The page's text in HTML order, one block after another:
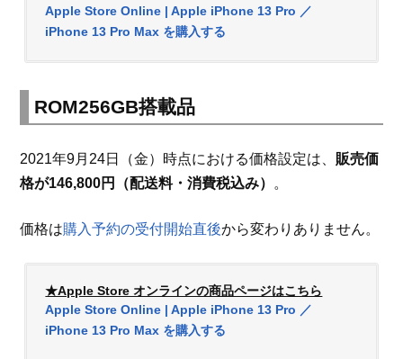
Apple Store Online | Apple iPhone 13 Pro ／
iPhone 13 Pro Max を購入する
ROM256GB搭載品
2021年9月24日（金）時点における価格設定は、 販売価
格が146,800円（配送料・消費税込み） 。
価格は購入予約の受付開始直後から変わりありません。
★Apple Store オンラインの商品ページはこちら
Apple Store Online | Apple iPhone 13 Pro ／
iPhone 13 Pro Max を購入する